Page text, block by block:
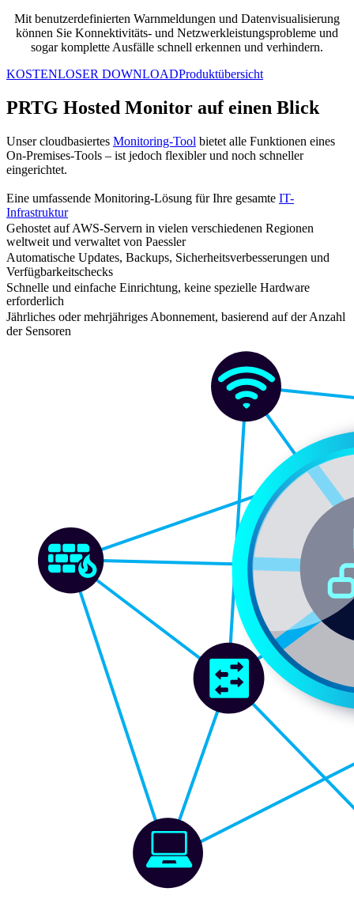
Mit benutzerdefinierten Warnmeldungen und Datenvisualisierung
können Sie Konnektivitäts- und Netzwerkleistungsprobleme und
sogar komplette Ausfälle schnell erkennen und verhindern.
KOSTENLOSER DOWNLOADProduktübersicht
PRTG Hosted Monitor auf einen Blick
Unser cloudbasiertes Monitoring-Tool bietet alle Funktionen eines
On-Premises-Tools – ist jedoch flexibler und noch schneller
eingerichtet.
Eine umfassende Monitoring-Lösung für Ihre gesamte IT-
Infrastruktur
Gehostet auf AWS-Servern in vielen verschiedenen Regionen
weltweit und verwaltet von Paessler
Automatische Updates, Backups, Sicherheitsverbesserungen und
Verfügbarkeitschecks
Schnelle und einfache Einrichtung, keine spezielle Hardware
erforderlich
Jährliches oder mehrjähriges Abonnement, basierend auf der Anzahl
der Sensoren